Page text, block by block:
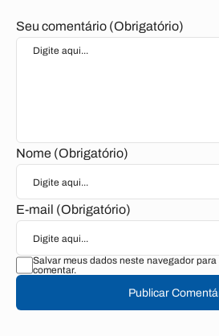
Seu comentário (Obrigatório)
Nome (Obrigatório)
E-mail (Obrigatório)
Salvar meus dados neste navegador
comentar.
Publicar